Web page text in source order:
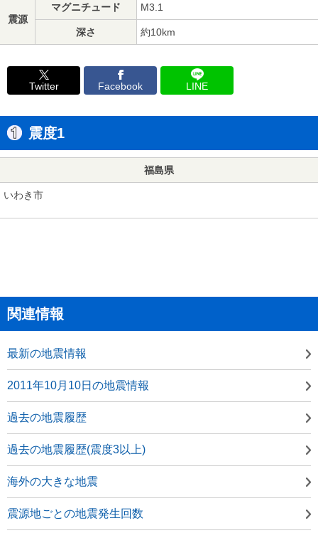
震源
マグニチュード M3.1
深さ 約10km
Twitter Facebook LINE
震度1
福島県
いわき市
関連情報
最新の地震情報
2011年10月10日の地震情報
過去の地震履歴
過去の地震履歴(震度3以上)
海外の大きな地震
震源地ごとの地震発生回数